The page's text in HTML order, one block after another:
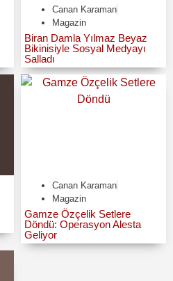
Canan Karaman
Magazin
Biran Damla Yılmaz Beyaz
Bikinisiyle Sosyal Medyayı
Salladı
Canan Karaman
Magazin
Gamze Özçelik Setlere
Döndü: Operasyon Alesta
Geliyor